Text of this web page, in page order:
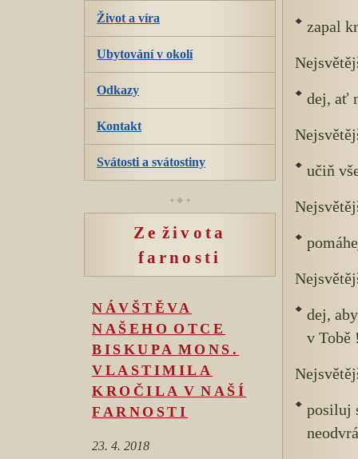
zapal
dej, ať
učiň
dej,
v Tobě
posiluj
Život a víra
Ubytování v okolí
Odkazy
Kontakt
Svátosti a svátostiny
Ze života
farnosti
NÁVŠTĚVA
NAŠEHO OTCE
BISKUPA MONS.
VLASTIMILA
KROČILA V NAŠÍ
FARNOSTI
23. 4. 2018